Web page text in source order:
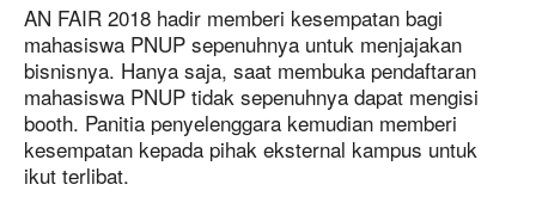
AN FAIR 2018 hadir memberi kesempatan bagi
mahasiswa PNUP sepenuhnya untuk menjajakan
bisnisnya. Hanya saja, saat membuka pendaftaran
mahasiswa PNUP tidak sepenuhnya dapat mengisi
booth. Panitia penyelenggara kemudian memberi
kesempatan kepada pihak eksternal kampus untuk
ikut terlibat.